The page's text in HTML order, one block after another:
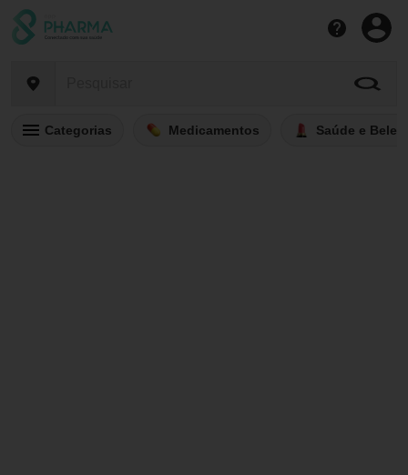
Categorias Medicamentos Saúde e